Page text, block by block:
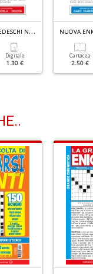
N
UOVA ENIGMISTICA TEDESCHI N.3025
Digitale
1.30 €
Cartacea
2.50 €